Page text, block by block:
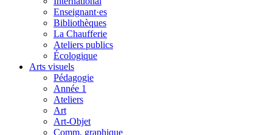
Enseignant·es
Bibliothèques
La Chaufferie
Ateliers publics
Écologique
Arts visuels
Pédagogie
Année 1
Ateliers
Art
Art-Objet
Comm. graphique